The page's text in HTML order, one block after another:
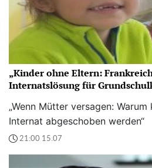
„Kinder ohne Eltern:
Internatslösung für
„Wenn Mütter versagen:
Internat abgeschoben werden“
21:00 15.07